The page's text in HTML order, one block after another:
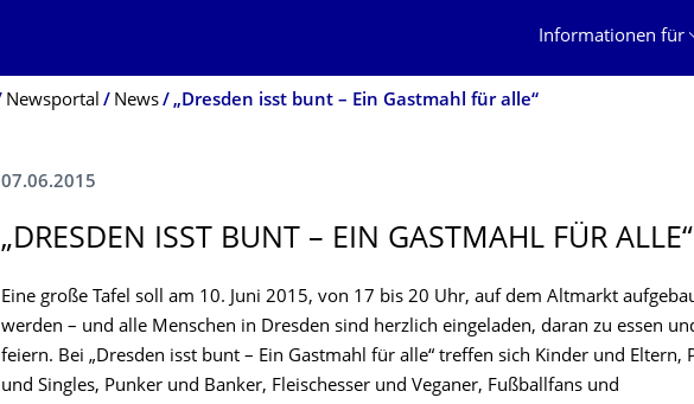
Informationen für
Newsportal News „Dresden isst bunt – Ein Gastmahl für alle“
07.06.2015
„DRESDEN ISST BUNT – EIN GASTMAHL FÜR ALLE“
Eine große Tafel soll am 10. Juni 2015, von 17 bis 20 Uhr, auf dem Altmarkt
werden – und alle Menschen in Dresden sind herzlich eingeladen, daran zu essen
feiern. Bei „Dresden isst bunt – Ein Gastmahl für alle“ treffen sich Kinder und Eltern,
und Singles, Punker und Banker, Fleischesser und Veganer, Fußballfans und